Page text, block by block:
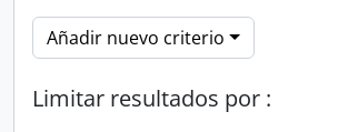
Añadir nuevo criterio
Limitar resultados por :